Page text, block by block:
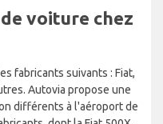
voiture chez
fabricants suivants : Fiat,
Autovia propose une
différents à l'aéroport de